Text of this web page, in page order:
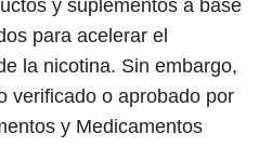
y suplementos a base
para acelerar el
la nicotina. Sin embargo,
verificado o aprobado por
y Medicamentos